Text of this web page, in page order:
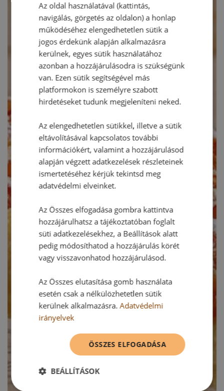
Az oldal használatával (kattintás,
navigálás, görgetés az oldalon) a honlap
működéséhez elengedhetetlen sütik a
jogos érdekünk alapján alkalmazásra
kerülnek, egyes sütik használatához
azonban a hozzájárulásodra is szükségünk
van. Ezen sütik segítségével más
platformokon is személyre szabott
hirdetéseket tudunk megjeleníteni neked.
Az elengedhetetlen sütikkel, illetve a sütik
eltávolításával kapcsolatos további
információkért, valamint a hozzájárulásod
alapján végzett adatkezelések részleteinek
ismertetéséhez kérjük tekintsd meg
adatvédelmi elveinket.
Az Összes elfogadása gombra kattintva
hozzájárulhatsz a tájékoztatóban foglalt
süti adatkezelésekhez, a Beállítások alatt
pedig módosíthatod a hozzájárulás körét
vagy visszavonhatod hozzájárulásod.
Az Összes elutasítása gomb használata
esetén csak a nélkülözhetetlen sütik
kerülnek alkalmazásra.Adatvédelmi
irányelvek
ÖSSZES ELFOGADÁSA
BEÁLLÍTÁSOK